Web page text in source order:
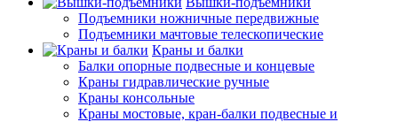
Подъемники ножничные передвижные
Подъемники мачтовые телескопические
Краны и балки
Балки опорные подвесные и концевые
Краны гидравлические ручные
Краны консольные
Краны мостовые, кран-балки подвесные и